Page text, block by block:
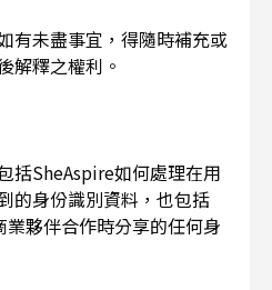
有未盡事宜，得隨時補充或
解釋之權利。
括SheAspire如何處理在用
的身份識別資料，也包括
夥伴合作時分享的任何身